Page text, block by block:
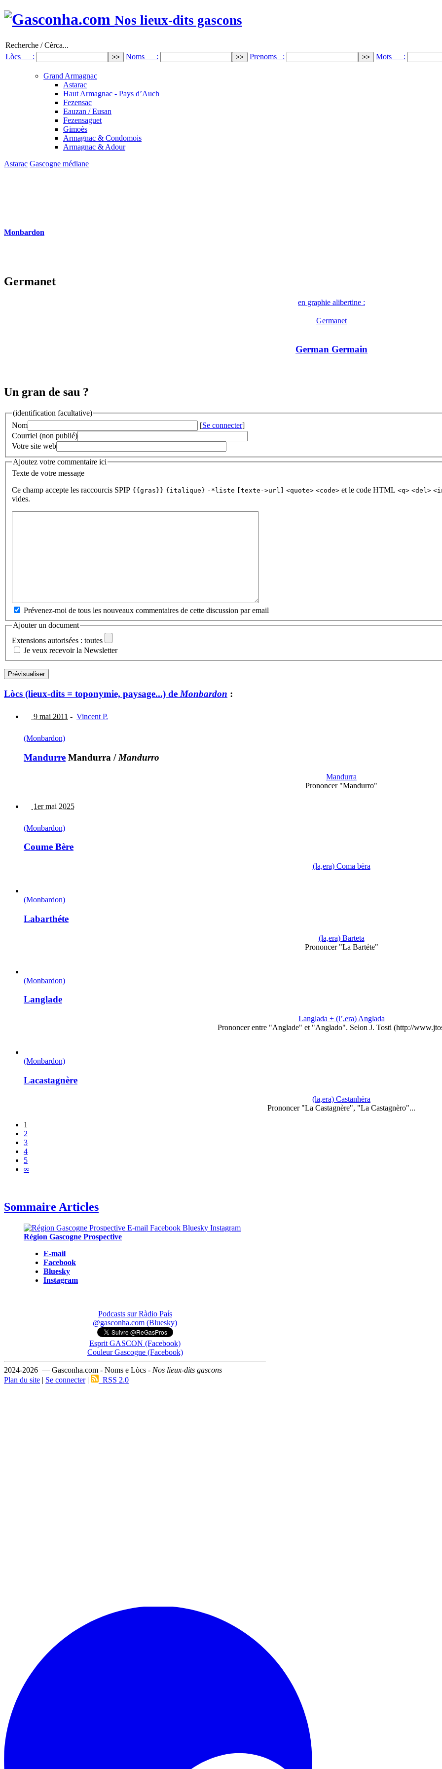
Nos lieux-dits gascons
Recherche / Cèrca...
Lòcs :
Noms : Prenoms : Mots :
Grand Armagnac
Astarac
Haut Armagnac - Pays d’Auch
Fezensac
Eauzan / Eusan
Fezensaguet
Gimoès
Armagnac & Condomois
Armagnac & Adour
Astarac Gascogne médiane
Monbardon
Germanet
en graphie alibertine :
Germanet
German Germain
Un gran de sau ?
(identification facultative)
Nom
[Se connecter]
Courriel (non publié)
Votre site web
Ajoutez votre commentaire ici
Texte de votre message
Ce champ accepte les raccourcis SPIP {{gras}} {italique} -*liste [texte->url] <quote> <code> et le code HTML <q> <del>
vides.
Prévenez-moi de tous les nouveaux commentaires de cette discussion par email
Ajouter un document
Extensions autorisées : toutes
Je veux recevoir la Newsletter
Lòcs (lieux-dits = toponymie, paysage...) de Monbardon :
9 mai 2011 - Vincent P.
(Monbardon)
Mandurre Mandurra / Mandurro
Mandurra
Prononcer "Mandurro"
1er mai 2025
(Monbardon)
Coume Bère
(la,era) Coma bèra
(Monbardon)
Labarthéte
(la,era) Barteta
Prononcer "La Bartéte"
(Monbardon)
Langlade
Langlada + (l’,era) Anglada
Prononcer entre "Anglade" et "Anglado". Selon J. Tosti (http://
(Monbardon)
Lacastagnère
(la,era) Castanhèra
Prononcer "La Castagnère", "La Castagnèro"...
1
2
3
4
5
∞
Sommaire Articles
Région Gascogne Prospective
E-mail
Facebook
Bluesky
Instagram
Podcasts sur Ràdio País
@gasconha.com (Bluesky)
Esprit GASCON (Facebook)
Couleur Gascogne (Facebook)
2024-2026 — Gasconha.com - Noms e Lòcs - Nos lieux-dits gascons
Plan du site | Se connecter| RSS 2.0